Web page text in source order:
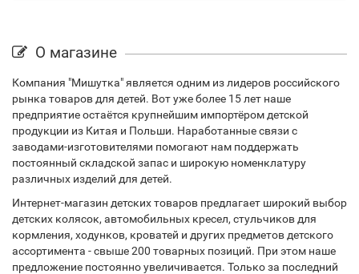
О магазине
Компания "Мишутка" является одним из лидеров российского
рынка товаров для детей. Вот уже более 15 лет наше
предприятие остаётся крупнейшим импортёром детской
продукции из Китая и Польши. Наработанные связи с
заводами-изготовителями помогают нам поддержать
постоянный складской запас и широкую номенклатуру
различных изделий для детей.
Интернет-магазин детских товаров предлагает широкий выбор
детских колясок, автомобильных кресел, стульчиков для
кормления, ходунков, кроватей и других предметов детского
ассортимента - свыше 200 товарных позиций. При этом наше
предложение постоянно увеличивается. Только за последний